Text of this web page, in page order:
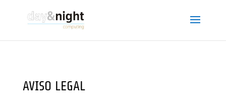
AVISO LEGAL